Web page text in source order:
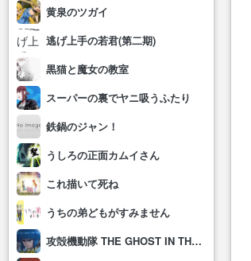
黄泉のツガイ
逃げ上手の若君(第二期)
黒猫と魔女の教室
スーパーの裏でヤニ吸うふたり
鉄鍋のジャン！
うしろの正面カムイさん
これ描いて死ね
うちの弟どもがすみません
攻殻機動隊 THE GHOST IN THE SHELL